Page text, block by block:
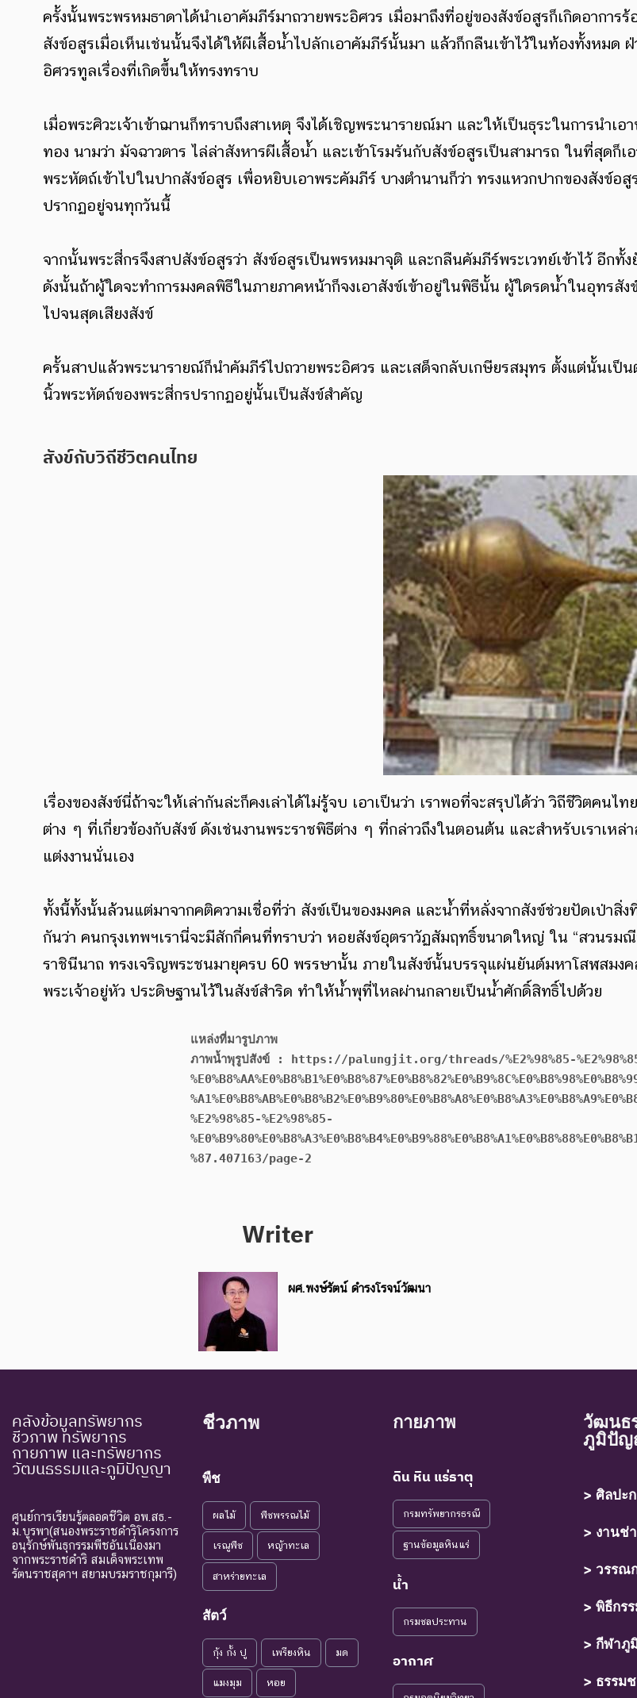
ครั้งนั้นพระพรหมธาดาได้นำเอาคัมภีร์มาถวายพระอิศวร เมื่อมาถึงที่อยู่ของสังข์อสูรก็เกิดอาการ
สังข์อสูรเมื่อเห็นเช่นนั้นจึงได้ให้ผีเสื้อน้ำไปลักเอาคัมภีร์นั้นมา แล้วก็กลืนเข้าไว้ในท้องทั้งหมด
อิศวรทูลเรื่องที่เกิดขึ้นให้ทรงทราบ
เมื่อพระศิวะเจ้าเข้าฌานก็ทราบถึงสาเหตุ จึงได้เชิญพระนารายณ์มา และให้เป็นธุระในการนำเ
ทอง นามว่า มัจฉาวตาร ไล่ล่าสังหารผีเสื้อน้ำ และเข้าโรมรันกับสังข์อสูรเป็นสามารถ ในที่สุดก็
พระหัตถ์เข้าไปในปากสังข์อสูร เพื่อหยิบเอาพระคัมภีร์ บางตำนานก็ว่า ทรงแหวกปากของสังข์
ปรากฏอยู่จนทุกวันนี้
จากนั้นพระสี่กรจึงสาปสังข์อสูรว่า สังข์อสูรเป็นพรหมมาจุติ และกลืนคัมภีร์พระเวทย์เข้าไว้ อีก
ดังนั้นถ้าผู้ใดจะทำการมงคลพิธีในภายภาคหน้าก็จงเอาสังข์เข้าอยู่ในพิธีนั้น ผู้ใดรดน้ำในอุทร
ไปจนสุดเสียงสังข์
ครั้นสาปแล้วพระนารายณ์ก็นำคัมภีร์ไปถวายพระอิศวร และเสด็จกลับเกษียรสมุทร ตั้งแต่นั้นเ
นิ้วพระหัตถ์ของพระสี่กรปรากฏอยู่นั้นเป็นสังข์สำคัญ
สังข์กับวิถีชีวิตคนไทย
เรื่องของสังข์นี่ถ้าจะให้เล่ากันล่ะก็คงเล่าได้ไม่รู้จบ เอาเป็นว่า เราพอที่จะสรุปได้ว่า วิถีชีวิตค
ต่าง ๆ ที่เกี่ยวข้องกับสังข์ ดังเช่นงานพระราชพิธีต่าง ๆ ที่กล่าวถึงในตอนต้น และสำหรับเราเ
แต่งงานนั่นเอง
ทั้งนี้ทั้งนั้นล้วนแต่มาจากคติความเชื่อที่ว่า สังข์เป็นของมงคล และน้ำที่หลั่งจากสังข์ช่วยปัดเป่าสิ่
กันว่า คนกรุงเทพฯเรานี่จะมีสักกี่คนที่ทราบว่า หอยสังข์อุตราวัฏสัมฤทธิ์ขนาดใหญ่ ใน “สวนรมณี
ราชินีนาถ ทรงเจริญพระชนมายุครบ 60 พรรษานั้น ภายในสังข์นั้นบรรจุแผ่นยันต์มหาโสฬสมงค
พระเจ้าอยู่หัว ประดิษฐานไว้ในสังข์สำริด ทำให้น้ำพุที่ไหลผ่านกลายเป็นน้ำศักดิ์สิทธิ์ไปด้วย
แหล่งที่มารูปภาพ
ภาพน้ำพุรูปสังข์ : https://palungjit.org/threads/%E2%98%85-%E2%98%85-
%E2%98%85-%E2%98%85-
%87.407163/page-2
Writer
ผศ.พงษ์รัตน์ ดำรงโรจน์วัฒนา
คลังข้อมูลทรัพยากร
ชีวภาพ ทรัพยากร
กายภาพ และทรัพยากร
วัฒนธรรมและภูมิปัญญา
ศูนย์การเรียนรู้ตลอดชีวิต อพ.สธ.-
ม.บูรพา(สนองพระราชดำริโครงการ
อนุรักษ์พันธุกรรมพืชอันเนื่องมา
จากพระราชดำริ สมเด็จพระเทพ
รัตนราชสุดาฯ สยามบรมราชกุมารี)
ชีวภาพ
พืช
ผลไม้ พืชพรรณไม้
เรณูพืช หญ้าทะเล
สาหร่ายทะเล
สัตว์
กุ้ง กั้ง ปู เพรียงหิน มด
แมงมุม หอย
กายภาพ
ดิน หิน แร่ธาตุ
กรมทรัพยากรธรณี
ฐานข้อมูลหินแร่
น้ำ
กรมชลประทาน
อากาศ
วัฒนธ
ภูมิปัญ
> ศิลปะ
> งานช่
> วรรณ
> พิธีกร
> กีฬาภู
> ธรรม